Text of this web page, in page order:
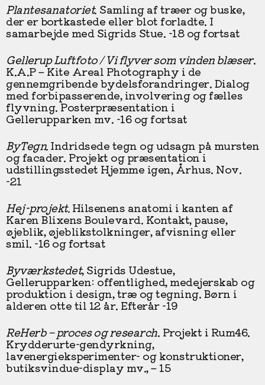
Plantesanatoriet. Samling af træer og buske,
der er bortkastede eller blot forladte. I
samarbejde med Sigrids Stue. -18 og fortsat
Gellerup Luftfoto / Vi flyver som vinden blæser.
K.A.P – Kite Areal Photography i de
gennemgribende bydelsforandringer. Dialog
med forbipasserende, involvering og fælles
flyvning. Posterpræsentation i
Gellerupparken mv. -16 og fortsat
ByTegn.Indridsede tegn og udsagn på mursten
og facader. Projekt og præsentation i
udstillingsstedet Hjemme igen, Århus. Nov.
-21
Hej-projekt.Hilsenens anatomi i kanten af
Karen Blixens Boulevard. Kontakt, pause,
øjeblik, øjeblikstolkninger, afvisning eller
smil. -16 og fortsat
Byværkstedet, Sigrids Udestue,
Gellerupparken: offentlighed, medejerskab og
produktion i design, træ og tegning. Børn i
alderen otte til 12 år. Efterår -19
ReHerb – proces og research. Projekt i Rum46.
Krydderurte-gendyrkning,
lavenergieksperimenter- og konstruktioner,
butiksvindue-display mv., – 15